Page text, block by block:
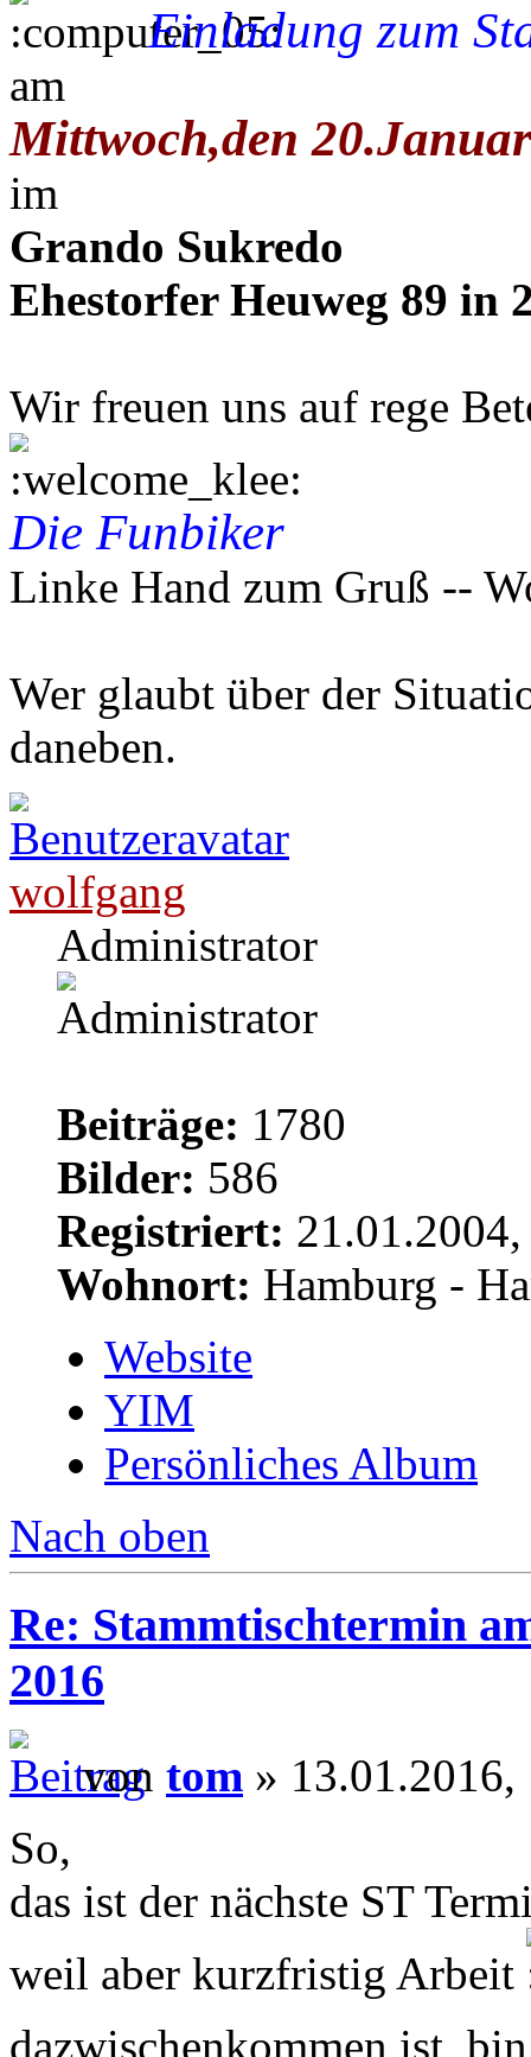
Einladung zum
am
Mittwoch,den
im
Grando Sukredo
Ehestorfer Heuweg 89 in
Wir freuen uns auf rege
Die Funbiker
Linke Hand zum Gruß --
Wer glaubt über der
daneben.
wolfgang
Administrator
Beiträge: 1780
Bilder: 586
Registriert:
Wohnort: Hamburg -
Website
YIM
Persönliches Album
Nach oben
Re: Stammtischtermin
2016
von tom » 13.01.2016,
So,
das ist der nächste ST
weil aber kurzfristig Arbeit
dazwischenkommen ist,